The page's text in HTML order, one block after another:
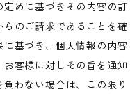
めに基づきその内容の訂
のご請求であることを確
基づき、個人情報の内容
客様に対しその旨を通知
わない場合は、この限り